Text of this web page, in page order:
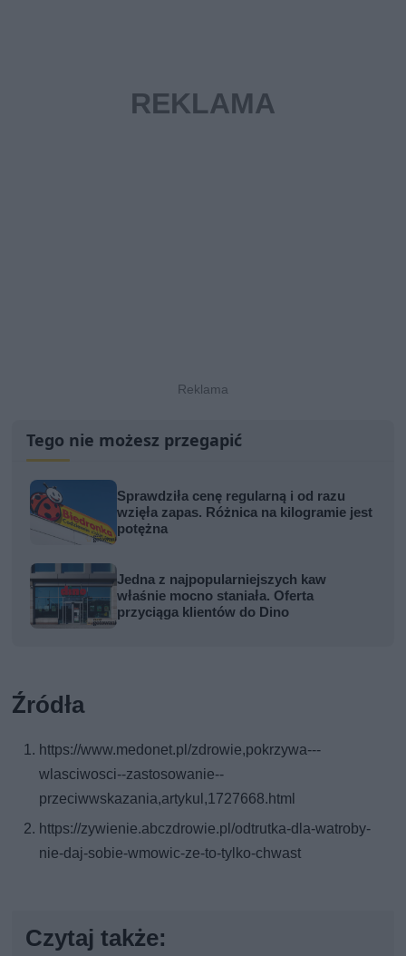
Tego nie możesz przegapić
Sprawdziła cenę regularną i od razu
wzięła zapas. Różnica na kilogramie jest
potężna
Jedna z najpopularniejszych kaw
właśnie mocno staniała. Oferta
przyciąga klientów do Dino
Źródła
https://www.medonet.pl/zdrowie,pokrzywa---
wlasciwosci--zastosowanie--
przeciwwskazania,artykul,1727668.html
https://zywienie.abczdrowie.pl/odtrutka-dla-watroby-
nie-daj-sobie-wmowic-ze-to-tylko-chwast
Czytaj także: